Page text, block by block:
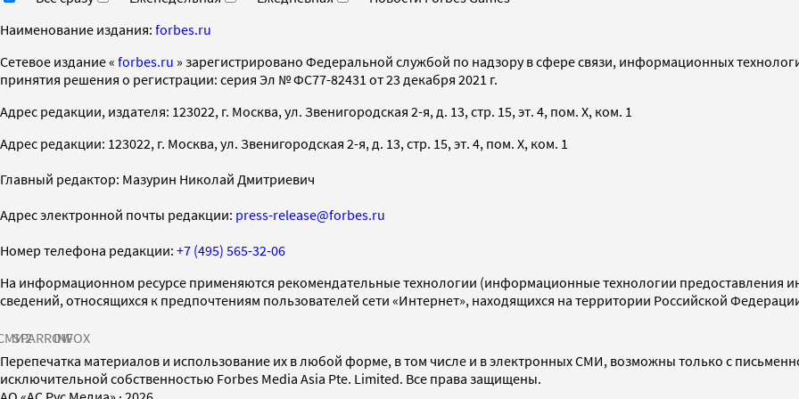
Наименование издания: forbes.ru
Cетевое издание « forbes.ru » зарегистрировано Федеральной службой по надзору в сфере связи, информационных
принятия решения о регистрации: серия Эл № ФС77-82431 от 23 декабря 2021 г.
Адрес редакции, издателя: 123022, г. Москва, ул. Звенигородская 2-я, д. 13, стр. 15, эт. 4, пом. X, ком. 1
Адрес редакции: 123022, г. Москва, ул. Звенигородская 2-я, д. 13, стр. 15, эт. 4, пом. X, ком. 1
Главный редактор: Мазурин Николай Дмитриевич
Адрес электронной почты редакции: press-release@forbes.ru
Номер телефона редакции: +7 (495) 565-32-06
На информационном ресурсе применяются рекомендательные технологии (информационные технологии предоставления
сведений, относящихся к предпочтениям пользователей сети «Интернет», находящихся на территории Российской
SPARROWINFOX
Перепечатка материалов и использование их в любой форме, в том числе и в электронных СМИ, возможны только с
исключительной собственностью Forbes Media Asia Pte. Limited. Все права защищены.